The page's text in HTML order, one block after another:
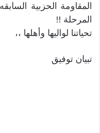
المقاومة الحزبية
المرحلة !!
تحياتنا لواليها وأهلها ،،
تبيان توفيق